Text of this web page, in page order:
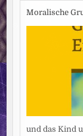
Moralische
und das Kind